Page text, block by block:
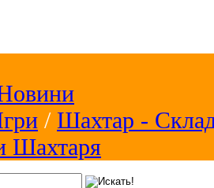
/ Шахтар -
Шахтаря